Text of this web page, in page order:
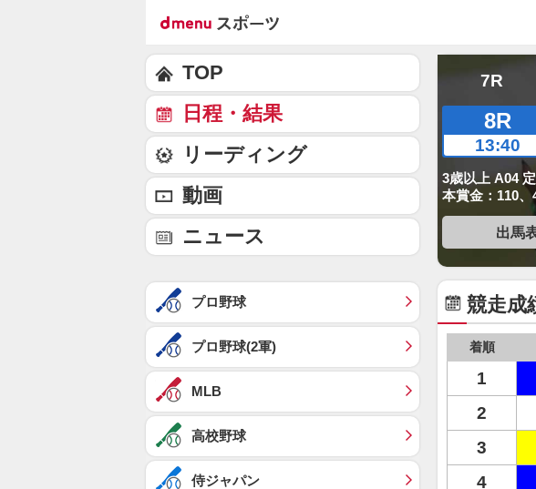
7R
8R
13:40
3歳以上 A04
本賞金：110
出馬
競走成
着順
1
2
3
4
TOP
日程・結果
リーディング
動画
ニュース
プロ野球
プロ野球(2軍)
MLB
高校野球
侍ジャパン